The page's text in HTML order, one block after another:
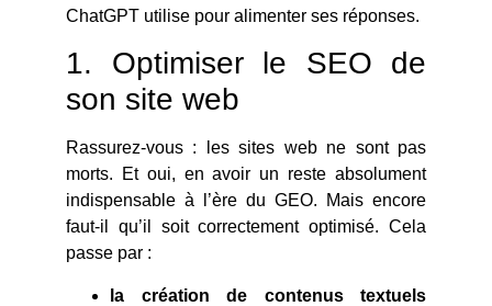
ChatGPT utilise pour alimenter ses réponses.
1. Optimiser le SEO de
son site web
Rassurez-vous : les sites web ne sont pas
morts. Et oui, en avoir un reste absolument
indispensable à l’ère du GEO. Mais encore
faut-il qu’il soit correctement optimisé. Cela
passe par :
la création de contenus textuels